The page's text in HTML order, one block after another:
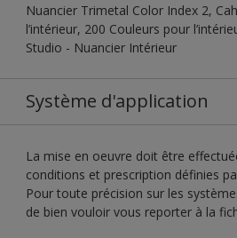
Nuancier Trimetal Color Index 2,
l’intérieur, 200 Couleurs pour
Studio - Nuancier Intérieur
Système d'application
La mise en oeuvre doit être
conditions et prescription définies
Pour toute précision sur les
de bien vouloir vous reporter à la